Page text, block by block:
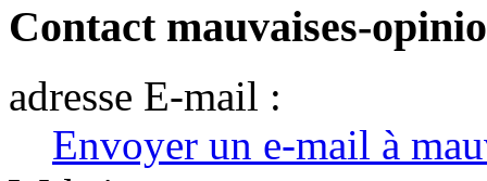
Contact mauvaises-
adresse E-mail :
Envoyer un e-mail à